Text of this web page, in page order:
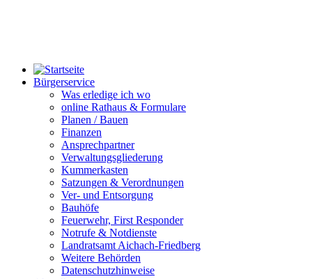
Bürgerservice
Was erledige ich wo
online Rathaus & Formulare
Planen / Bauen
Finanzen
Ansprechpartner
Verwaltungsgliederung
Kummerkasten
Satzungen & Verordnungen
Ver- und Entsorgung
Bauhöfe
Feuerwehr, First Responder
Notrufe & Notdienste
Landratsamt Aichach-Friedberg
Weitere Behörden
Datenschutzhinweise